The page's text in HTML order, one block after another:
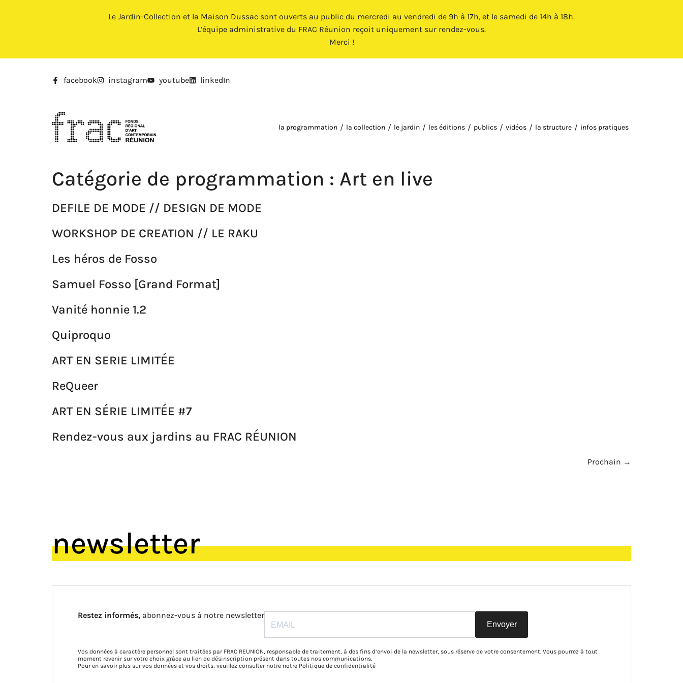
Le Jardin-Collection et la Maison Dussac sont ouverts au public du mercredi au vendredi de 9h à 17h, et le samedi de 14h à 18h.
L’équipe administrative du FRAC Réunion reçoit uniquement sur rendez-vous.
Merci !
facebook instagram youtube linkedIn
la programmation la collection le jardin les éditions publics vidéos la structure infos pratiques
Catégorie de programmation : Art en live
DEFILE DE MODE // DESIGN DE MODE
WORKSHOP DE CREATION // LE RAKU
Les héros de Fosso
Samuel Fosso [Grand Format]
Vanité honnie 1.2
Quiproquo
ART EN SERIE LIMITÉE
ReQueer
ART EN SÉRIE LIMITÉE #7
Rendez-vous aux jardins au FRAC RÉUNION
Prochain →
newsletter
Restez informés, abonnez-vous à notre newsletter
Envoyer
Vos données à caractère personnel sont traitées par FRAC REUNION, responsable de traitement, à des fins d’envoi de la newsletter, sous réserve de votre consentement. Vous pourrez à tout
moment revenir sur votre choix grâce au lien de désinscription présent dans toutes nos communications.
Pour en savoir plus sur vos données et vos droits, veuillez consulter notre notre Politique de confidentialité